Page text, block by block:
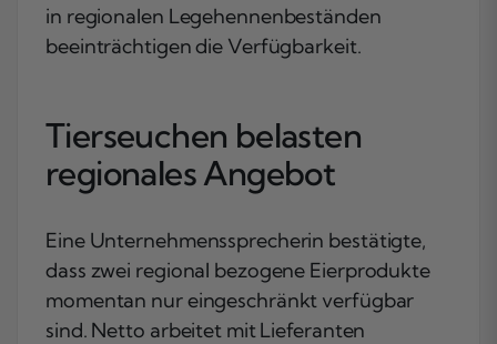
in regionalen Legehennenbeständen
beeinträchtigen die Verfügbarkeit.
Tierseuchen belasten
regionales Angebot
Eine Unternehmenssprecherin bestätigte,
dass zwei regional bezogene Eierprodukte
momentan nur eingeschränkt verfügbar
sind. Netto arbeitet mit Lieferanten